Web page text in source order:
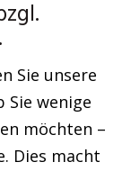
Sie unsere
Sie wenige
möchten –
Dies macht